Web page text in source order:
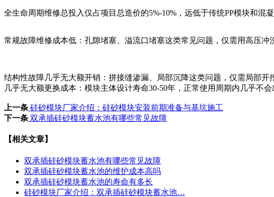
全生命周期维修总投入仅占项目总造价的5%-10%，远低于传统PP模块和混凝
常规故障维修成本低：孔隙堵塞、溢流口堵塞这类常见问题，仅需用高压冲
结构性故障几乎无大额开销：拼接缝渗漏、局部沉降这类问题，仅需局部开
几乎无大额更换成本：模块主体设计寿命30-50年，正常使用周期内几乎不
上一条 硅砂模块厂家介绍：硅砂模块安装前期准备与基坑施工
下一条 双承插硅砂模块蓄水池有哪些常见故障
【相关文章】
双承插硅砂模块蓄水池有哪些常见故障
双承插硅砂模块蓄水池的维护成本高吗
双承插硅砂模块蓄水池的寿命有多长
硅砂模块厂家介绍：双承插硅砂模块蓄水池…